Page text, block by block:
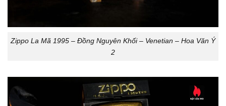
Zippo La Mã 1995 – Đồng Nguyên Khối – Venetian – Hoa Văn Ý
2